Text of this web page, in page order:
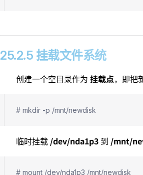
25.2.5 挂载文件系统
创建一个空目录作为 挂载点，即把
# mkdir -p /mnt/newdisk
临时挂载 /dev/nda1p3 到 /mnt/
# mount /dev/nda1p3 /mnt/newdisk